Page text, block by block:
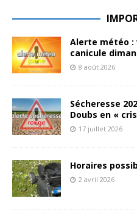
Alerte météo :
canicule
8 août 2026
Sécheresse
Doubs en «
17 juillet 2026
Horaires
2 avril 2026